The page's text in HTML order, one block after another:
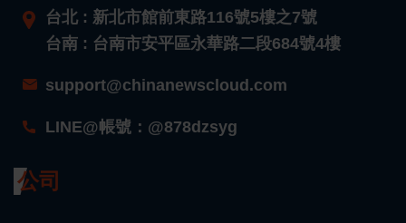
台北 : 新北市館前東路116號5樓之7號
台南 : 台南市安平區永華路二段684號4樓
support@chinanewscloud.com
LINE@帳號：@878dzsyg
公司